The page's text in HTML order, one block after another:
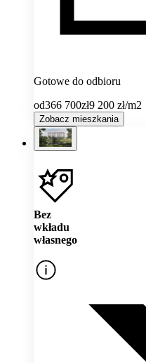
Gotowe do odbioru
od366 700zł9 200 zł/m2
Zobacz mieszkania
Bez
wkładu
własnego